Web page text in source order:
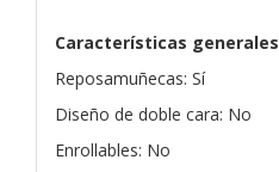
Características generales
Reposamuñecas: Sí
Diseño de doble cara: No
Enrollables: No